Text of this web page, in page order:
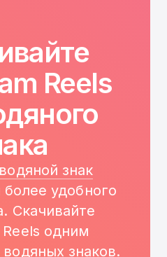
Reels
знак
более удобного
Скачивайте
одним
знаков.